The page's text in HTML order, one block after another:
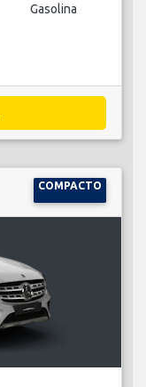
Gasolina
COMPACTO